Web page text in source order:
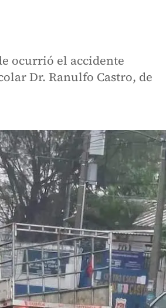
ocurrió el accidente
Dr. Ranulfo Castro, de